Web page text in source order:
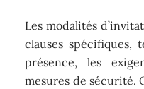
Les modalités
clauses spécifiques,
présence, les
mesures de sécurité.